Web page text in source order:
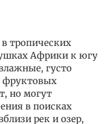
тропических
Африки к югу
густо
фруктовых
но могут
в поисках
рек и озер,